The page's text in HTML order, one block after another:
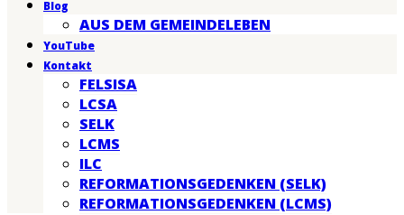
Blog
AUS DEM GEMEINDELEBEN
YouTube
Kontakt
FELSISA
LCSA
SELK
LCMS
ILC
REFORMATIONSGEDENKEN (SELK)
REFORMATIONSGEDENKEN (LCMS)